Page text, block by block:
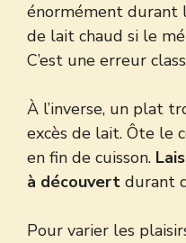
énormément durant
de lait chaud si le
C’est une erreur
À l’inverse, un plat
excès de lait. Ôte le
en fin de cuisson.
à découvert durant
Pour varier les